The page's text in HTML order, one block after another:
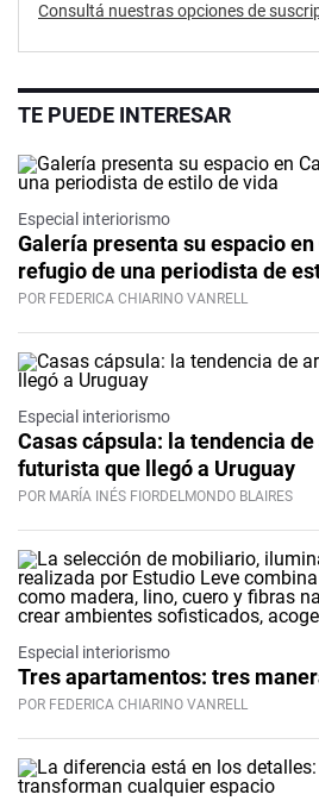
Consultá nuestras opciones de
TE PUEDE INTERESAR
Especial interiorismo
Galería presenta su espacio en
refugio de una periodista de
POR FEDERICA CHIARINO VANRELL
Especial interiorismo
Casas cápsula: la tendencia
futurista que llegó a Uruguay
POR MARÍA INÉS FIORDELMONDO BLAIRES
Especial interiorismo
Tres apartamentos: tres
POR FEDERICA CHIARINO VANRELL